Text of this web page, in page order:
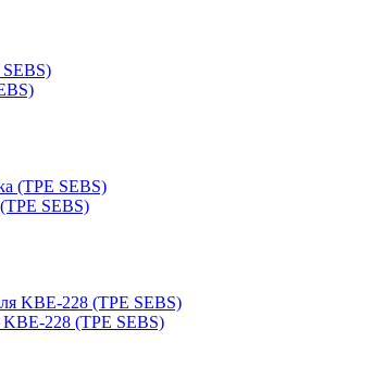
SEBS)
228 (TPE SEBS)